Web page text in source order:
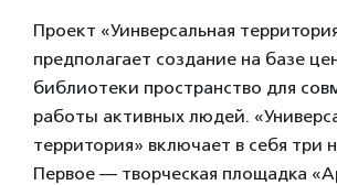
Проект «Уинверсальная
предполагает создание на базе
библиотеки пространство для
работы активных людей.
территория» включает в себя три
Первое — творческая площадка